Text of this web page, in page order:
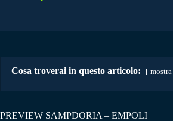
Cosa troverai in questo articolo: mostra
PREVIEW SAMPDORIA – EMPOLI